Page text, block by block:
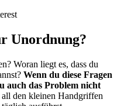
Unordnung?
Woran liegt es, dass du
Wenn du diese Fragen
auch das Problem nicht
den kleinen Handgriffen